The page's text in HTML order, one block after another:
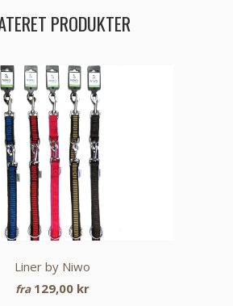
PRODUKTER
Liner by Niwo
fra 129,00 kr